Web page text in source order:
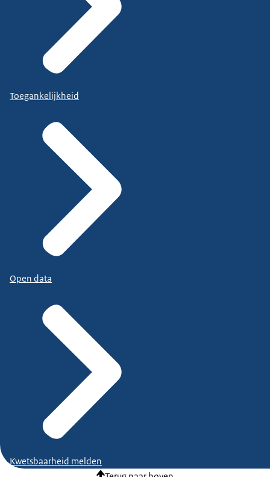
Toegankelijkheid
Open data
Kwetsbaarheid melden